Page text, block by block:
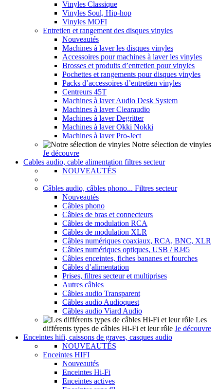
Vinyles Classique
Vinyles Soul, Hip-hop
Vinyles MOFI
Entretien et rangement des disques vinyles
Nouveautés
Machines à laver les disques vinyles
Accessoires pour machines à laver les vinyles
Brosses et produits d’entretien pour vinyles
Pochettes et rangements pour disques vinyles
Packs d’accessoires d’entretien vinyles
Centreurs 45T
Machines à laver Audio Desk System
Machines à laver Clearaudio
Machines à laver Degritter
Machines à laver Okki Nokki
Machines à laver Pro-Ject
Notre sélection de vinyles
Je découvre
Cables audio, cable alimentation filtres secteur
NOUVEAUTÉS
Câbles audio, câbles phono... Filtres secteur
Nouveautés
Câbles phono
Câbles de bras et connecteurs
Câbles de modulation RCA
Câbles de modulation XLR
Câbles numériques coaxiaux, RCA, BNC, XLR
Câbles numériques optiques, USB / RJ45
Câbles enceintes, fiches bananes et fourches
Câbles d’alimentation
Prises, filtres secteur et multiprises
Autres câbles
Câbles audio Transparent
Câbles audio Audioquest
Câbles audio Viard Audio
Les
différents types de câbles Hi-Fi et leur rôle Je découvre
Enceintes hifi, caissons de graves, casques audio
NOUVEAUTÉS
Enceintes HIFI
Nouveautés
Enceintes Hi-Fi
Enceintes actives